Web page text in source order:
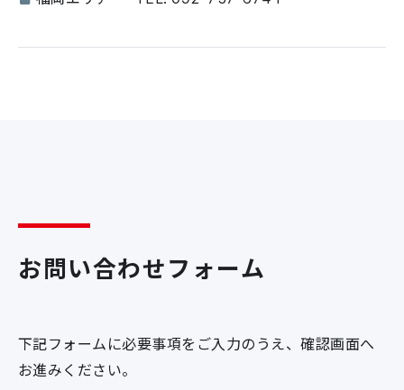
お問い合わせフォーム
下記フォームに必要事項をご入力のうえ、確認画面へ
お進みください。